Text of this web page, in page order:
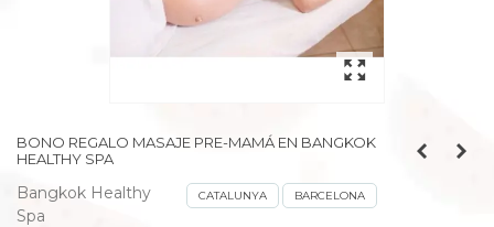
BONO REGALO MASAJE PRE-MAMÁ EN BANGKOK
HEALTHY SPA
Bangkok Healthy
Spa
CATALUNYA BARCELONA